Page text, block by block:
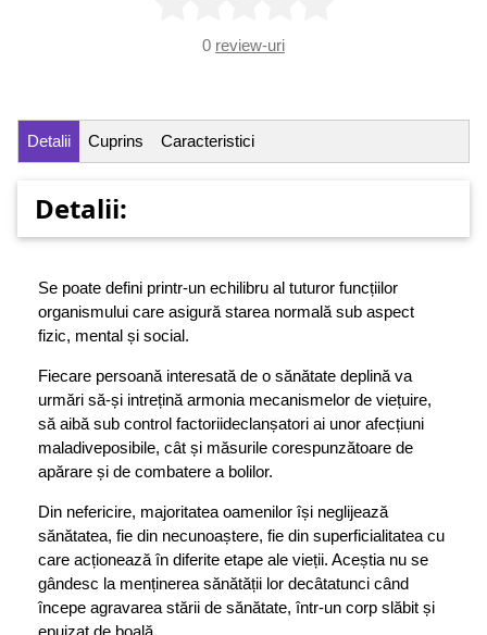
0 review-uri
Detalii Cuprins Caracteristici
Detalii:
Se poate defini printr-un echilibru al tuturor funcțiilor
organismului care asigură starea normală sub aspect
fizic, mental și social.
Fiecare persoană interesată de o sănătate deplină va
urmări să-și intrețină armonia mecanismelor de viețuire,
să aibă sub control factoriideclanșatori ai unor afecțiuni
maladiveposibile, cât și măsurile corespunzătoare de
apărare și de combatere a bolilor.
Din nefericire, majoritatea oamenilor își neglijează
sănătatea, fie din necunoaștere, fie din superficialitatea cu
care acționează în diferite etape ale vieții. Aceștia nu se
gândesc la menținerea sănătății lor decâtatunci când
începe agravarea stării de sănătate, într-un corp slăbit și
epuizat de boală.